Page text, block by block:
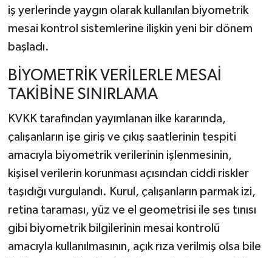
iş yerlerinde yaygın olarak kullanılan biyometrik
mesai kontrol sistemlerine ilişkin yeni bir dönem
başladı.
BİYOMETRİK VERİLERLE MESAİ
TAKİBİNE SINIRLAMA
KVKK tarafından yayımlanan ilke kararında,
çalışanların işe giriş ve çıkış saatlerinin tespiti
amacıyla biyometrik verilerinin işlenmesinin,
kişisel verilerin korunması açısından ciddi riskler
taşıdığı vurgulandı. Kurul, çalışanların parmak izi,
retina taraması, yüz ve el geometrisi ile ses tınısı
gibi biyometrik bilgilerinin mesai kontrolü
amacıyla kullanılmasının, açık rıza verilmiş olsa bile